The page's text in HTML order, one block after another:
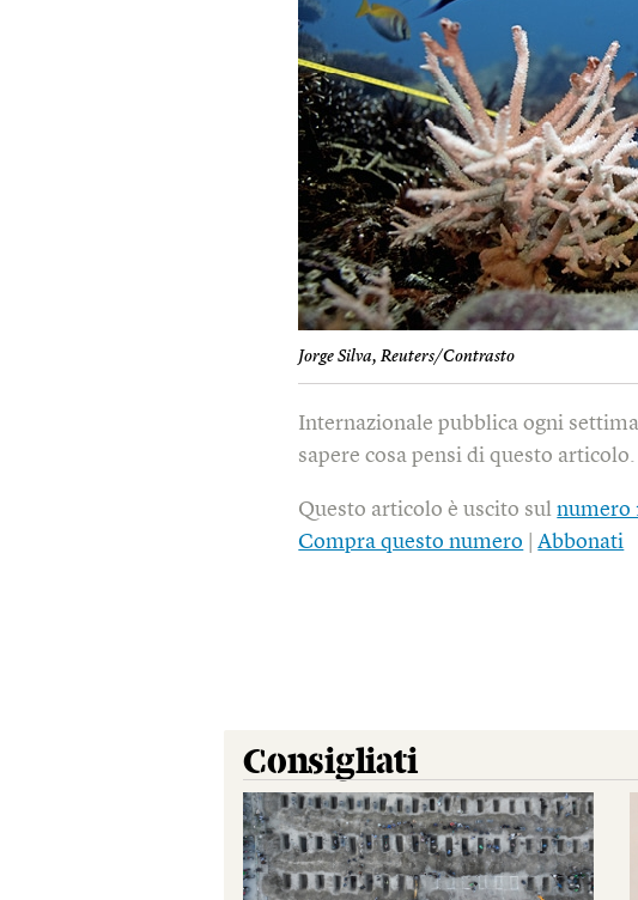
Jorge Silva, Reuters/Contrasto
Internazionale pubblica ogni
sapere cosa pensi di questo
Questo articolo è uscito sulnumero
Compra questo numero |Abbonati
Consigliati